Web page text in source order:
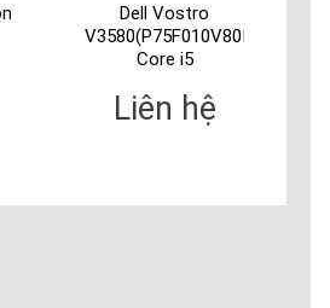
Dell Vostro
V3580(P75F010V80I)
Core i5
Liên hệ